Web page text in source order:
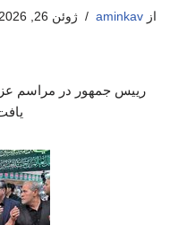
از aminkav ژوئن 26, 2026
رییس جمهور در مراسم